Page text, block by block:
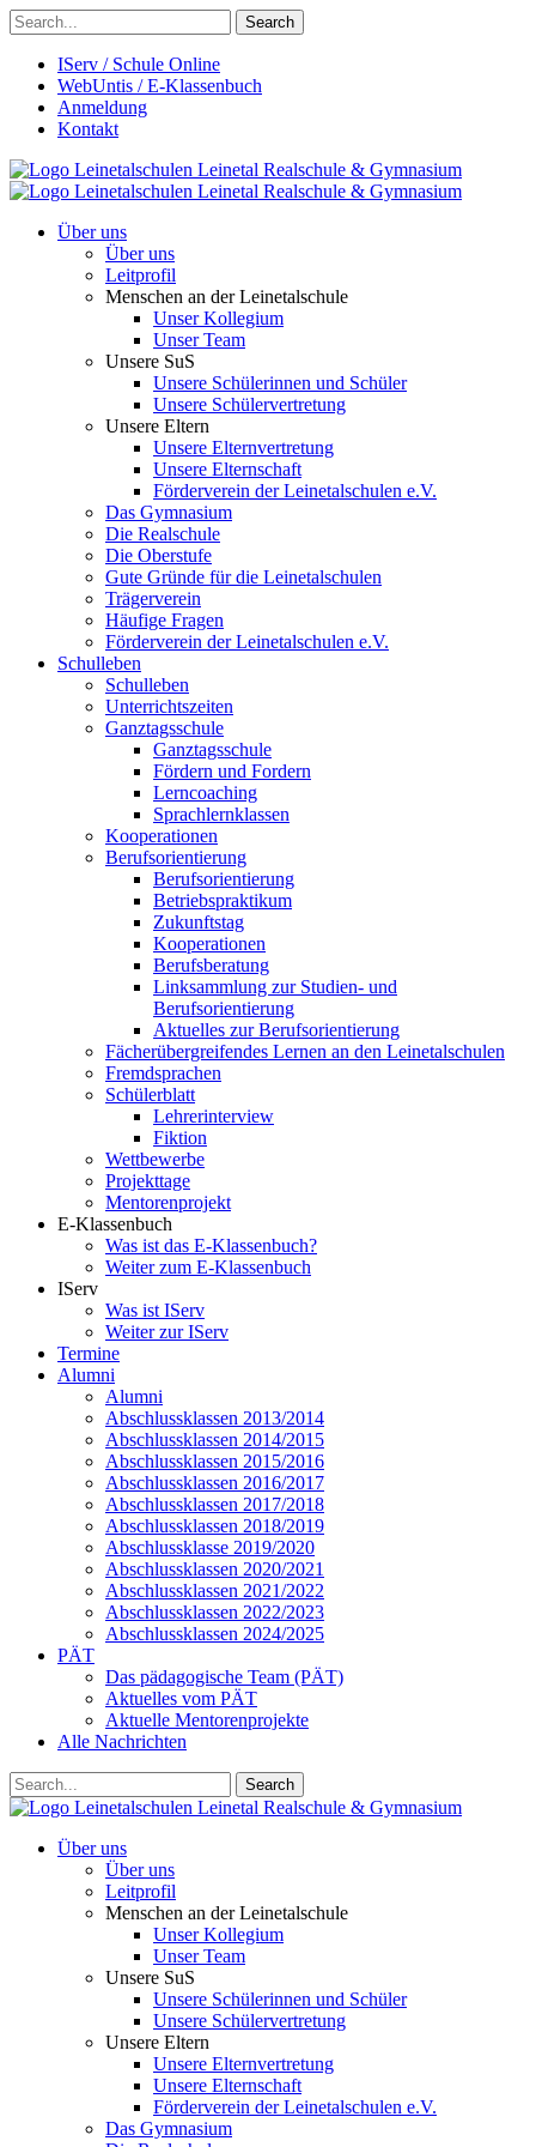
Search
IServ / Schule Online
WebUntis / E-Klassenbuch
Anmeldung
Kontakt
Leinetalschulen Leinetal Realschule & Gymnasium
Leinetalschulen Leinetal Realschule & Gymnasium
Über uns
Über uns
Leitprofil
Menschen an der Leinetalschule
Unser Kollegium
Unser Team
Unsere SuS
Unsere Schülerinnen und Schüler
Unsere Schülervertretung
Unsere Eltern
Unsere Elternvertretung
Unsere Elternschaft
Förderverein der Leinetalschulen e.V.
Das Gymnasium
Die Realschule
Die Oberstufe
Gute Gründe für die Leinetalschulen
Trägerverein
Häufige Fragen
Förderverein der Leinetalschulen e.V.
Schulleben
Schulleben
Unterrichtszeiten
Ganztagsschule
Ganztagsschule
Fördern und Fordern
Lerncoaching
Sprachlernklassen
Kooperationen
Berufsorientierung
Berufsorientierung
Betriebspraktikum
Zukunftstag
Kooperationen
Berufsberatung
Linksammlung zur Studien- und
Berufsorientierung
Aktuelles zur Berufsorientierung
Fächerübergreifendes Lernen an den Leinetalschulen
Fremdsprachen
Schülerblatt
Lehrerinterview
Fiktion
Wettbewerbe
Projekttage
Mentorenprojekt
E-Klassenbuch
Was ist das E-Klassenbuch?
Weiter zum E-Klassenbuch
IServ
Was ist IServ
Weiter zur IServ
Termine
Alumni
Alumni
Abschlussklassen 2013/2014
Abschlussklassen 2014/2015
Abschlussklassen 2015/2016
Abschlussklassen 2016/2017
Abschlussklassen 2017/2018
Abschlussklassen 2018/2019
Abschlussklasse 2019/2020
Abschlussklassen 2020/2021
Abschlussklassen 2021/2022
Abschlussklassen 2022/2023
Abschlussklassen 2024/2025
PÄT
Das pädagogische Team (PÄT)
Aktuelles vom PÄT
Aktuelle Mentorenprojekte
Alle Nachrichten
Search
Leinetalschulen Leinetal Realschule & Gymnasium
Über uns
Über uns
Leitprofil
Menschen an der Leinetalschule
Unser Kollegium
Unser Team
Unsere SuS
Unsere Schülerinnen und Schüler
Unsere Schülervertretung
Unsere Eltern
Unsere Elternvertretung
Unsere Elternschaft
Förderverein der Leinetalschulen e.V.
Das Gymnasium